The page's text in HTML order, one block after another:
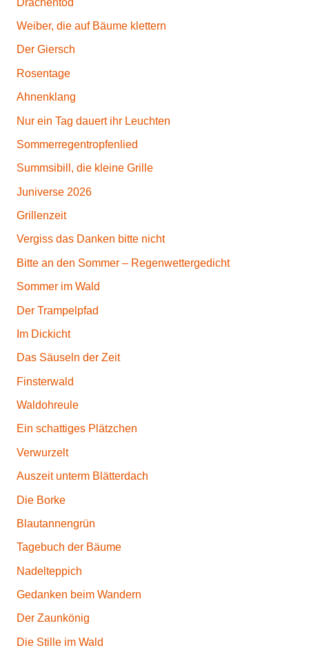
Weiber, die auf Bäume klettern
Der Giersch
Rosentage
Ahnenklang
Nur ein Tag dauert ihr Leuchten
Sommerregentropfenlied
Summsibill, die kleine Grille
Juniverse 2026
Grillenzeit
Vergiss das Danken bitte nicht
Bitte an den Sommer – Regenwettergedicht
Sommer im Wald
Der Trampelpfad
Im Dickicht
Das Säuseln der Zeit
Finsterwald
Waldohreule
Ein schattiges Plätzchen
Verwurzelt
Auszeit unterm Blätterdach
Die Borke
Blautannengrün
Tagebuch der Bäume
Nadelteppich
Gedanken beim Wandern
Der Zaunkönig
Die Stille im Wald